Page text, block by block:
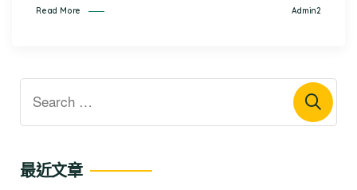
Read More Admin2
最近文章